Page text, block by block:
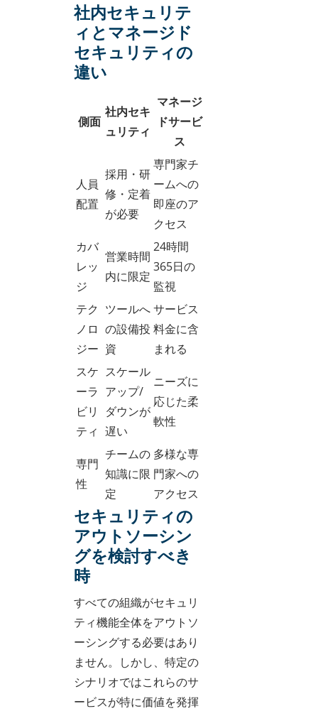
社内セキュリテ
ィとマネージド
セキュリティの
違い
側面
社内セキ
ュリティ
マネージ
ドサービ
ス
人員
配置
採用・研
修・定着
が必要
専門家チ
ームへの
即座のア
クセス
カバ
レッ
ジ
営業時間
内に限定
24時間
365日の
監視
テク
ノロ
ジー
ツールへ
の設備投
資
サービス
料金に含
まれる
スケ
ーラ
ビリ
ティ
スケール
アップ/
ダウンが
遅い
ニーズに
応じた柔
軟性
専門
性
チームの
知識に限
定
多様な専
門家への
アクセス
セキュリティの
アウトソーシン
グを検討すべき
時
すべての組織がセキュリ
ティ機能全体をアウトソ
ーシングする必要はあり
ません。しかし、特定の
シナリオではこれらのサ
ービスが特に価値を発揮